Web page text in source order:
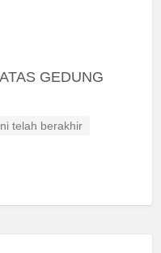
GEDUNG
telah berakhir